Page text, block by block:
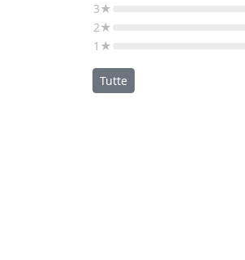
3★
2★
1★
Tutte